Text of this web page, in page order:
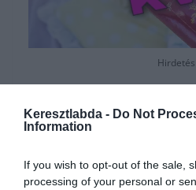
Keresztlabda - Do Not
Information
If you wish to opt-out of the sale,
processing of your personal or
Hirdetés